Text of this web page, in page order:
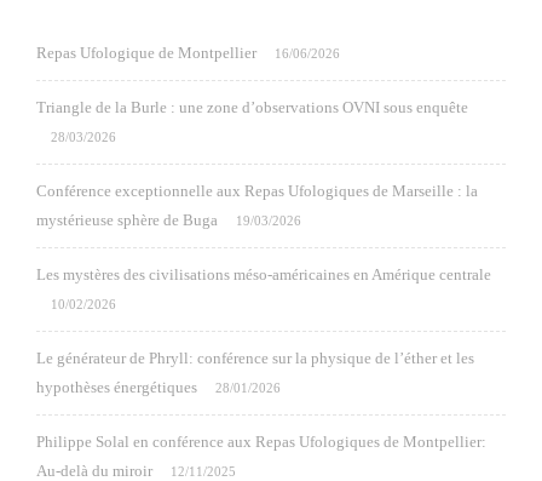
Repas Ufologique de Montpellier 16/06/2026
Triangle de la Burle : une zone d’observations OVNI sous enquête
28/03/2026
Conférence exceptionnelle aux Repas Ufologiques de Marseille : la
mystérieuse sphère de Buga
19/03/2026
Les mystères des civilisations méso-américaines en Amérique centrale
10/02/2026
Le générateur de Phryll: conférence sur la physique de l’éther et les
hypothèses énergétiques
28/01/2026
Philippe Solal en conférence aux Repas Ufologiques de Montpellier:
Au-delà du miroir
12/11/2025